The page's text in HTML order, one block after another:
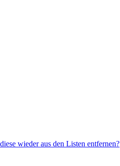
wieder aus den Listen entfernen?